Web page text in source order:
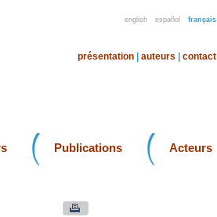
english español français
présentation auteurs contact
Publications Acteurs